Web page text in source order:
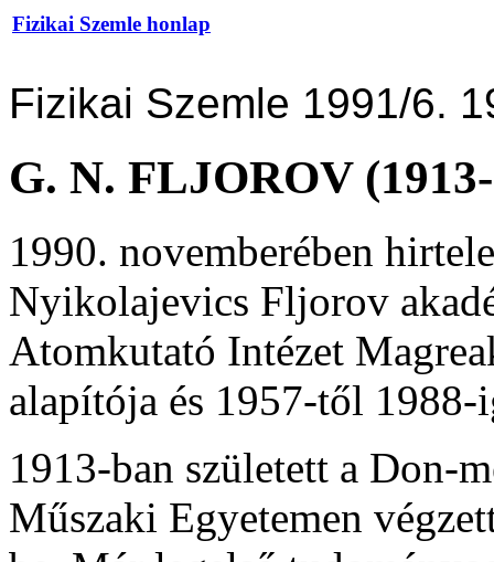
Fizikai Szemle honlap
Fizikai Szemle 1991/6.
G. N. FLJOROV
1990. novemberében
Nyikolajevics Fljorov
Atomkutató Intézet
alapítója és 1957-től 1988-
1913-ban született a Don-
Műszaki Egyetemen